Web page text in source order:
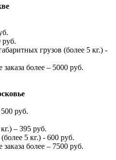
руб.
грузов (более 5 кг.) -
более – 5000 руб.
500 руб.
– 395 руб.
5 кг.) - 600 руб.
более – 7500 руб.